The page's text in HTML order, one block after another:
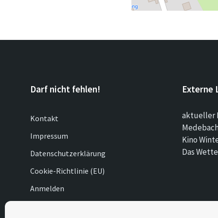
Darf nicht fehlen!
Kontakt
Impressum
Datenschutzerklärung
Cookie-Richtlinie (EU)
Anmelden
Externe
aktueller
Kino
Das